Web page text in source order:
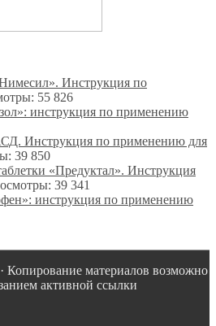
Инструкция по
55 826
инструкция по применению
Инструкция по применению для
39 850
«Предуктал». Инструкция
39 341
инструкция по применению
Копирование материалов возможно
активной ссылки